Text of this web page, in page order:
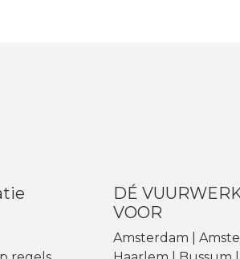
DÉ
VOOR
Amsterdam |